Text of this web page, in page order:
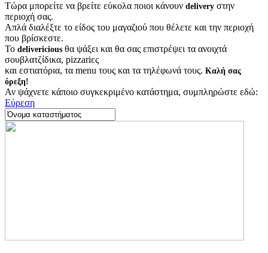
Τώρα μπορείτε να βρείτε εύκολα ποιοι κάνουν delivery στην
περιοχή σας.
Απλά διαλέξτε το είδος του μαγαζιού που θέλετε και την περιοχή
που βρίσκεστε.
Το delivericious θα ψάξει και θα σας επιστρέψει τα ανοιχτά
σουβλατζίδικα, pizzariες
και εστιατόρια, τα menu τους και τα τηλέφωνά τους. Καλή σας
όρεξη!
Αν ψάχνετε κάποιο συγκεκριμένο κατάστημα, συμπληρώστε εδώ:
Εύρεση